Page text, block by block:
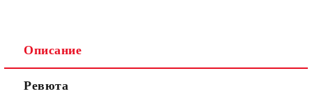
Моля, проверете дали сте изписали правилно
Описание
Ревюта